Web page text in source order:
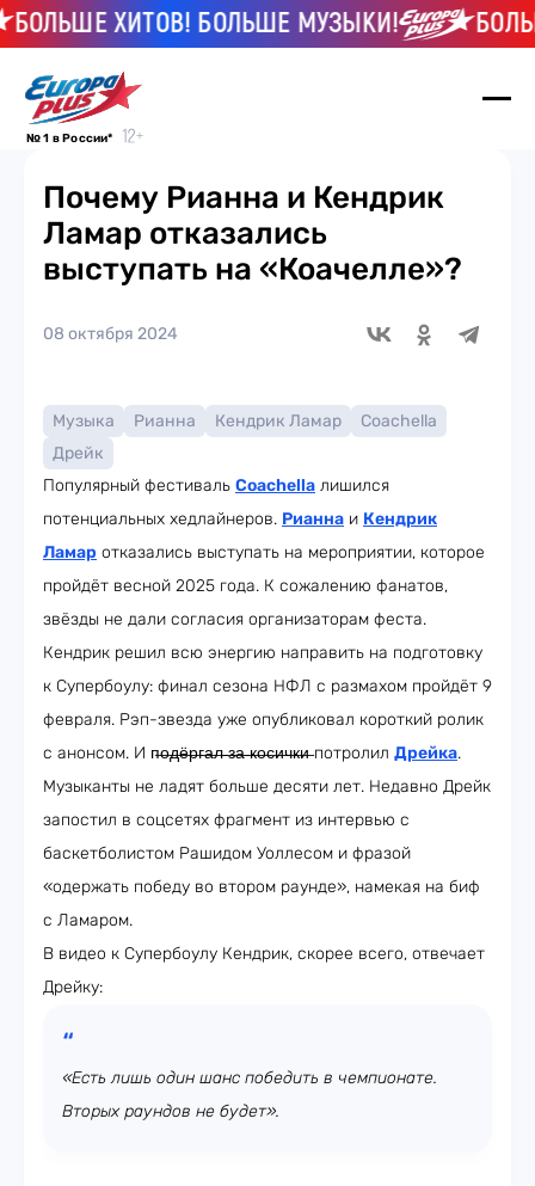
ХИТОВ! БОЛЬШЕ МУЗЫКИ! БОЛЬШЕ
№ 1 в России*
Почему Рианна и Кендрик
Ламар отказались
выступать на «Коачелле»?
08 октября 2024
Музыка Рианна Кендрик Ламар
Coachella
Дрейк
Популярный фестиваль Coachella лишился
потенциальных хедлайнеров. Рианна и Кендрик
Ламар отказались выступать на мероприятии, которое
пройдёт весной 2025 года. К сожалению фанатов,
звёзды не дали согласия организаторам феста.
Кендрик решил всю энергию направить на подготовку
к Супербоулу: финал сезона НФЛ с размахом пройдёт 9
февраля. Рэп-звезда уже опубликовал короткий ролик
с анонсом. И п̶о̶д̶ё̶р̶г̶а̶л̶ ̶з̶а̶ ̶к̶о̶с̶и̶ч̶к̶и̶ потролил Дрейка.
Музыканты не ладят больше десяти лет. Недавно Дрейк
запостил в соцсетях фрагмент из интервью с
баскетболистом Рашидом Уоллесом и фразой
«одержать победу во втором раунде», намекая на биф
с Ламаром.
В видео к Супербоулу Кендрик, скорее всего, отвечает
Дрейку:
«Есть лишь один шанс победить в чемпионате.
Вторых раундов не будет».